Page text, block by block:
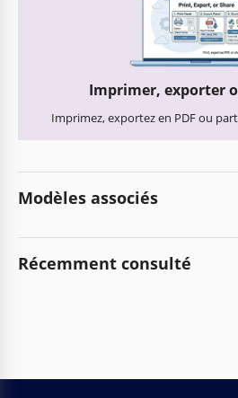
Imprimer, exporter
Imprimez, exportez en PDF ou
Modèles associés
Récemment consulté